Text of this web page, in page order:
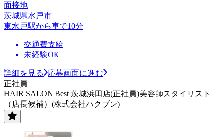
面接地
茨城県水戸市
東水戸駅から車で10分
交通費支給
未経験OK
詳細を見る
応募画面に進む
正社員
HAIR SALON Best 茨城浜田店(正社員)美容師スタイリスト
（店長候補）(株式会社ハクブン)